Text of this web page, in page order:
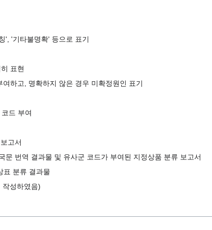
', '기타불명확' 등으로 표기
표현
하고, 명확하지 않은 경우 미확정원인 표기
드 부여
고서
문 번역 결과물 및 유사군 코드가 부여된 지정상품 분류 보고서
표 분류 결과물
작성하였음)